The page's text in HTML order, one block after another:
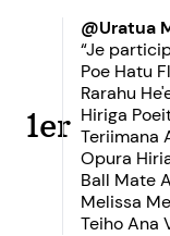
1er
@Uratua
“Je
Poe Hatu
Rarahu
Hiriga
Teriimana
Opura
Ball Mate
Melissa
Teiho Ana